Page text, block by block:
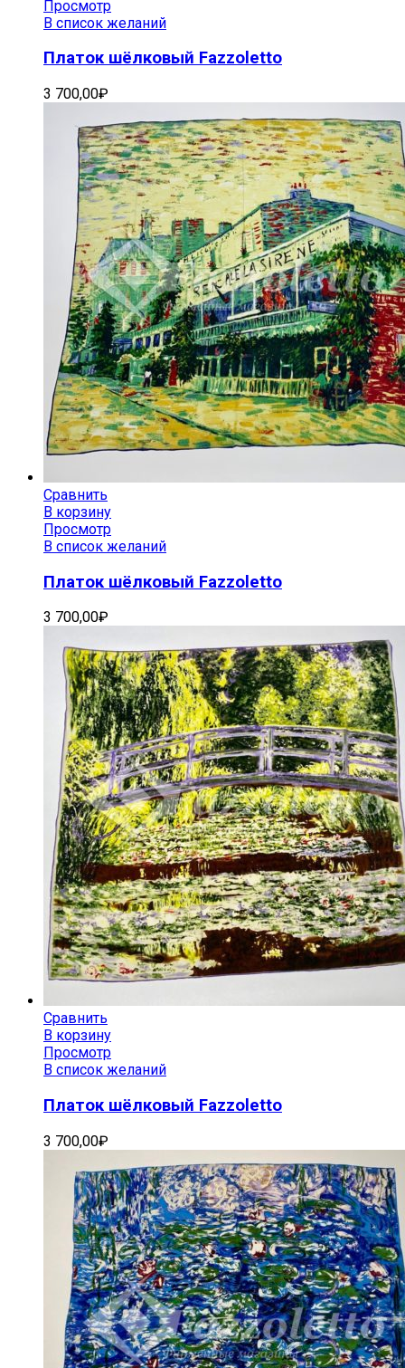
Просмотр
В список желаний
Платок шёлковый Fazzoletto
3 700,00₽
Сравнить
В корзину
Просмотр
В список желаний
Платок шёлковый Fazzoletto
3 700,00₽
Сравнить
В корзину
Просмотр
В список желаний
Платок шёлковый Fazzoletto
3 700,00₽